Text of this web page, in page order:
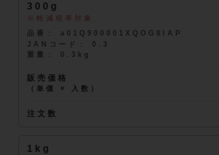
300g
軽減税率対象
品番
a01Q900001XQOG8IAP
JANコード
0.3
0.3kg
販売価格
（単価 × 入数）
注文数
1kg